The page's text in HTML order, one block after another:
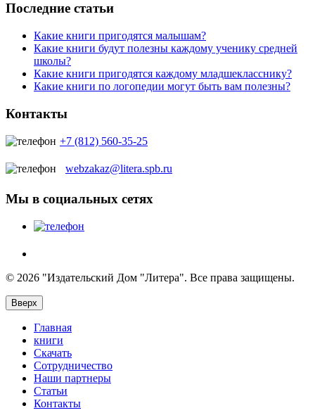
Последние статьи
Какие книги пригодятся малышам?
Какие книги будут полезны каждому ученику средней
школы?
Какие книги пригодятся каждому младшекласснику?
Какие книги по логопедии могут быть вам полезны?
Контакты
+7 (812) 560-35-25
webzakaz@litera.spb.ru
Мы в социальных сетях
© 2026 "Издательский Дом "Литера". Все права защищены.
Вверх
Главная
книги
Скачать
Сотрудничество
Наши партнеры
Статьи
Контакты